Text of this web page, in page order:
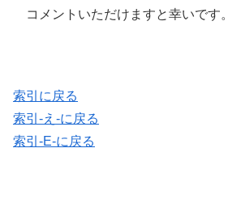
コメントいただけますと幸いです。
索引に戻る
索引-え-に戻る
索引-E-に戻る